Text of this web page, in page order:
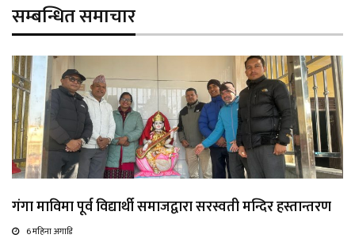
सम्बन्धित समाचार
गंगा माविमा पूर्व विद्यार्थी समाजद्वारा सरस्वती मन्दिर हस्तान्तरण
6 महिना अगाडि